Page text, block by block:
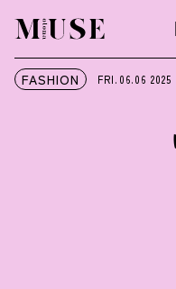
オトナミューズ
FASHION FRI.06.06 2025